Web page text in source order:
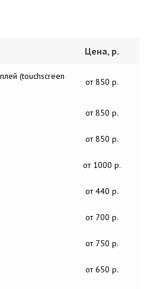
Цена, р.
(touchscreen
от 850 р.
от 850 р.
от 850 р.
от 1000 р.
от 440 р.
от 700 р.
от 750 р.
от 650 р.